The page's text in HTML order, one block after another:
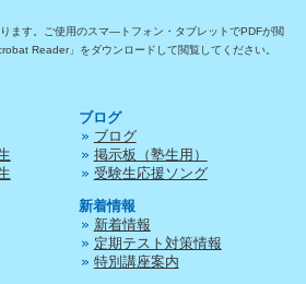
ます。ご使用のスマ―トフォン・タブレットでPDFが閲
Reader」をダウンロードして閲覧してください。
ブログ
ブログ
掲示板（塾生用）
受験生応援ソング
新着情報
新着情報
定期テスト対策情報
特別講座案内